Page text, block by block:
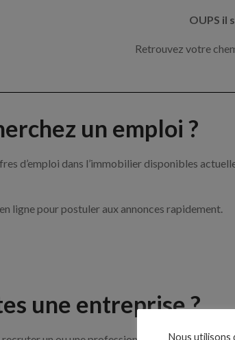
OUPS il
Retrouvez votre
un emploi ?
d’emploi dans l’immobilier disponibles
ligne pour postuler aux annonces rapidement.
une entreprise ?
Nous